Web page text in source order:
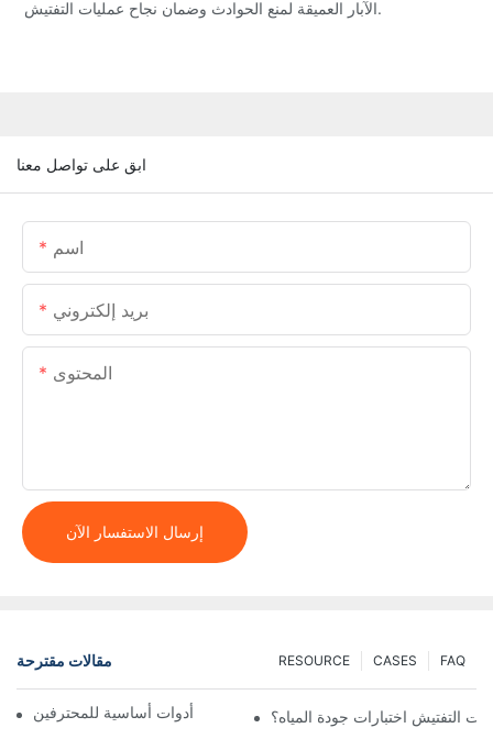
الآبار العميقة لمنع الحوادث وضمان نجاح عمليات التفتيش.
ابق على تواصل معنا
اسم
بريد إلكتروني
المحتوى
إرسال الاستفسار الآن
مقالات مقترحة FAQ
CASES
RESOURCE
كاميرات التفتيش المحمولة: أدوات أساسية للمحترفينالتفتيش اختبارات جودة المياه؟